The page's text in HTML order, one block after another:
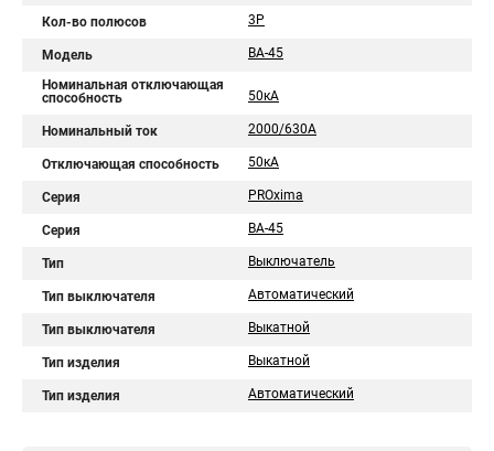
Кол-во полюсов 3P
Модель ВА-45
Номинальная отключающая
способность
50кА
Номинальный ток 2000/630А
Отключающая способность 50кА
Серия PROxima
Серия ВА-45
Тип Выключатель
Тип выключателя Автоматический
Тип выключателя Выкатной
Тип изделия Выкатной
Тип изделия Автоматический